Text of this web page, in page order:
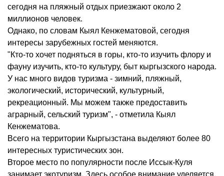
сегодня на пляжный отдых приезжают около 2
миллионов человек.
Однако, по словам Кыял Кенжематовой, сегодня
интересы зарубежных гостей меняются.
"Кто-то хочет подняться в горы, кто-то изучить флору и
фауну изучить, кто-то культуру, быт кыргызского народа.
У нас много видов туризма - зимний, пляжный,
экологический, исторический, культурный,
рекреационный. Мы можем также предоставить
аграрный, сельский туризм", - отметила Кыял
Кенжематова.
Всего на территории Кыргызстана выделяют более 80
интересных туристических зон.
Второе место по популярности после Иссык-Куля